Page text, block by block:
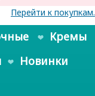
Перейти к покупкам.
Кремы
Новинки